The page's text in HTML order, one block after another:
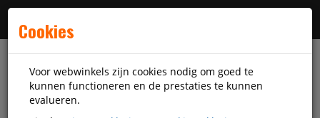
Cookies
Voor webwinkels zijn cookies nodig om goed te
kunnen functioneren en de prestaties te kunnen
evalueren.